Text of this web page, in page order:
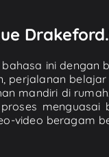
ini dengan
perjalanan
mandiri di
menguasai
video beragam